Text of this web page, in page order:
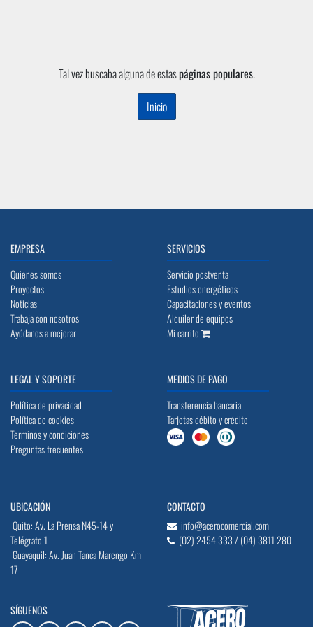
Tal vez buscaba alguna de estaspáginas populares.
Inicio
EMPRESA
Quienes somos
Proyectos
Noticias
Trabaja con nosotros
Ayúdanos a mejorar
SERVICIOS
Servicio postventa
Estudios energéticos
Capacitaciones y eventos
Alquiler de equipos
Mi carrito
LEGAL Y SOPORTE
Política de privacidad
Política de cookies
Terminos y condiciones
Preguntas frecuentes
MEDIOS DE PAGO
Transferencia bancaria
Tarjetas débito y crédito
UBICACIÓN
Quito: Av. La Prensa N45-14 y
Telégrafo 1
Guayaquil: Av. Juan Tanca Marengo Km
17
CONTACTO
info@acerocomercial.com
(02) 2454 333 / (04) 3811 280
SÍGUENOS